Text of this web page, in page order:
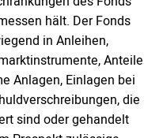
hält. Der Fonds
in Anleihen,
Anteile
Anlagen, Einlagen bei
die
sind oder gehandelt